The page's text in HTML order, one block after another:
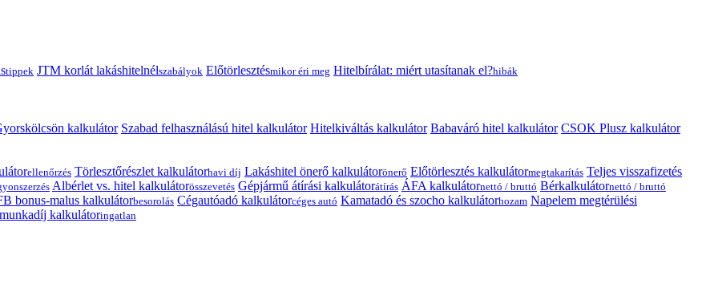
tippek JTM korlát lakáshitelnélszabályok Előtörlesztésmikor éri meg Hitelbírálat: miért utasítanak el?hibák
kalkulátor Szabad felhasználású hitel kalkulátor Hitelkiváltás kalkulátor Babaváró hitel kalkulátor CSOK Plusz kalkulátor
ellenőrzés Törlesztőrészlet kalkulátorhavi díj Lakáshitel önerő kalkulátorönerő Előtörlesztés kalkulátormegtakarítás Teljes visszafizetés
Albérlet vs. hitel kalkulátorösszevetés Gépjármű átírási kalkulátorátírás ÁFA kalkulátornettó / bruttó Bérkalkulátornettó / bruttó
bonus-malus kalkulátorbesorolás Cégautóadó kalkulátorcéges autó Kamatadó és szocho kalkulátorhozam Napelem megtérülési
kalkulátoringatlan